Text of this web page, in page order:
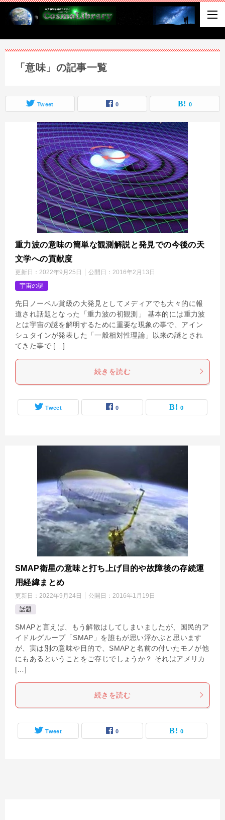
「意味」の記事一覧
Tweet 0 0
重力波の意味の簡単な観測解説と発見での今後の天
文学への貢献度
更新日： 2022年9月25日 公開日： 2016年2月13日
宇宙の謎
先日ノーベル賞級の大発見としてメディアでも大々的に報
道され話題となった「重力波の初観測」 基本的には重力波
とは宇宙の謎を解明するために重要な現象の事で、アイン
シュタインが発表した「一般相対性理論」以来の謎とされ
てきた事で […]
続きを読む
Tweet 0 0
SMAP衛星の意味と打ち上げ目的や故障後の存続運
用経緯まとめ
更新日： 2022年9月24日 公開日： 2016年1月19日
話題
SMAPと言えば、もう解散はしてしまいましたが、国民的ア
イドルグループ「SMAP」を誰もが思い浮かぶと思います
が、実は別の意味や目的で、SMAPと名前の付いたモノが他
にもあるということをご存じでしょうか？ それはアメリカ
[…]
続きを読む
Tweet 0 0